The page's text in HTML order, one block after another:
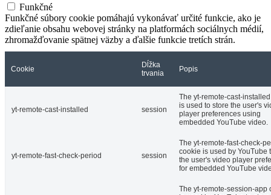
Funkčné
Funkčné súbory cookie pomáhajú vykonávať určité funkcie, ako je
zdieľanie obsahu webovej stránky na platformách sociálnych médií,
zhromažďovanie spätnej väzby a ďalšie funkcie tretích strán.
Cookie
Dĺžka
trvania
Popis
yt-remote-cast-installed session
The yt-remote-cast-
is used to store the user's
player preferences using
embedded YouTube video.
yt-remote-fast-check-period session
The yt-remote-fast-check-
cookie is used by YouTube
the user's video player
for embedded YouTube
The yt-remote-session-app